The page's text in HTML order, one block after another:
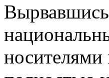
носителями